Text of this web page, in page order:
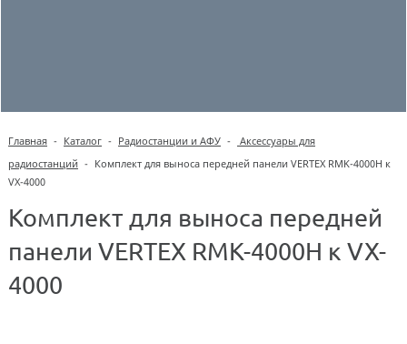
Главная - Каталог - Радиостанции и АФУ -
Аксессуары для
радиостанций - Комплект для выноса передней панели VERTEX RMK-4000H к
VX-4000
Комплект для выноса передней
панели VERTEX RMK-4000H к VX-
4000